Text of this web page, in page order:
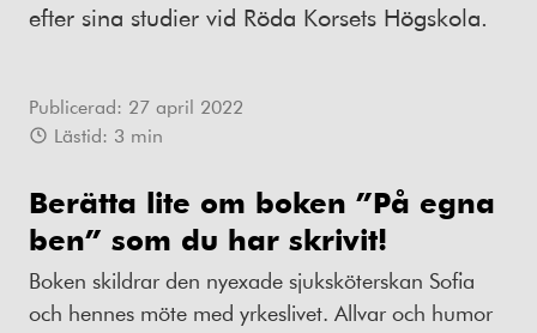
efter sina studier vid Röda Korsets Högskola.
Publicerad: 27 april 2022
Lästid: 3 min
Berätta lite om boken ”På egna
ben” som du har skrivit!
Boken skildrar den nyexade sjuksköterskan Sofia
och hennes möte med yrkeslivet. Allvar och humor